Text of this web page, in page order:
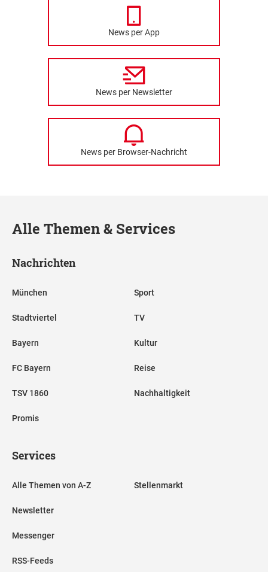
News per App
News per Newsletter
News per Browser-Nachricht
Alle Themen & Services
Nachrichten
München
Stadtviertel
Bayern
FC Bayern
TSV 1860
Promis
Sport
TV
Kultur
Reise
Nachhaltigkeit
Services
Alle Themen von A-Z
Newsletter
Messenger
RSS-Feeds
Stellenmarkt